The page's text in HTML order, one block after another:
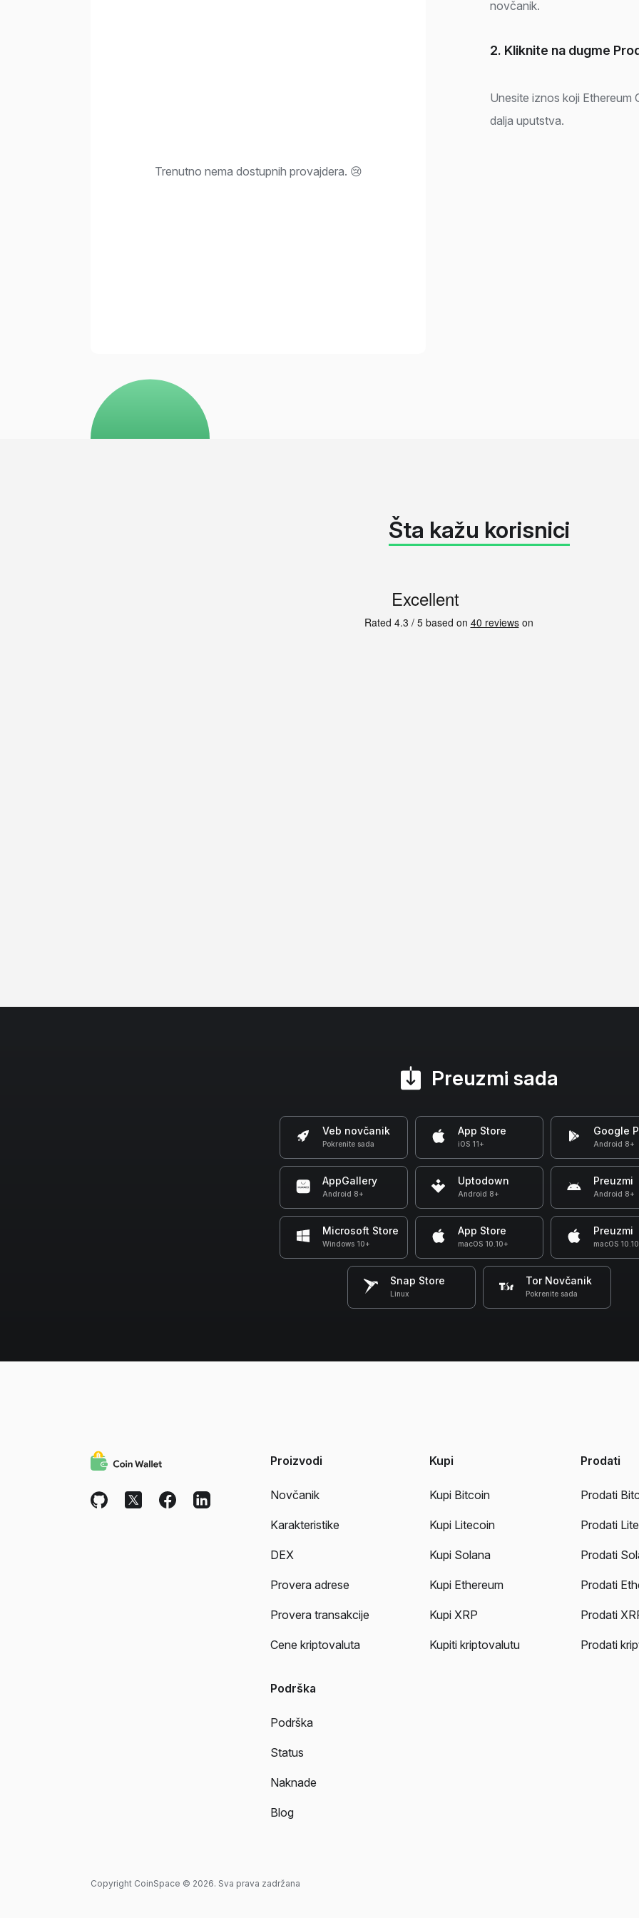
Trenutno nema dostupnih provajdera. 😢
novčanik.
2. Kliknite na dugme
Unesite iznos koji Ethereum
dalja uputstva.
Šta kažu korisnici
Preuzmi sada
Veb novčanik
Pokrenite sada
App Store
iOS 11+
Google
Android 8+
AppGallery
Android 8+
Uptodown
Android 8+
Preuzmi
Android 8+
Microsoft Store
Windows 10+
App Store
macOS 10.10+
Preuzmi
macOS
Snap Store
Linux
Tor Novčanik
Pokrenite sada
Proizvodi
Novčanik
Karakteristike
DEX
Provera adrese
Provera transakcije
Cene kriptovaluta
Kupi
Kupi Bitcoin
Kupi Litecoin
Kupi Solana
Kupi Ethereum
Kupi XRP
Kupiti kriptovalutu
Prodati
Prodati
Prodati
Prodati
Prodati
Prodati
Prodati
Podrška
Podrška
Status
Naknade
Blog
Copyright CoinSpace © 2026. Sva prava zadržana